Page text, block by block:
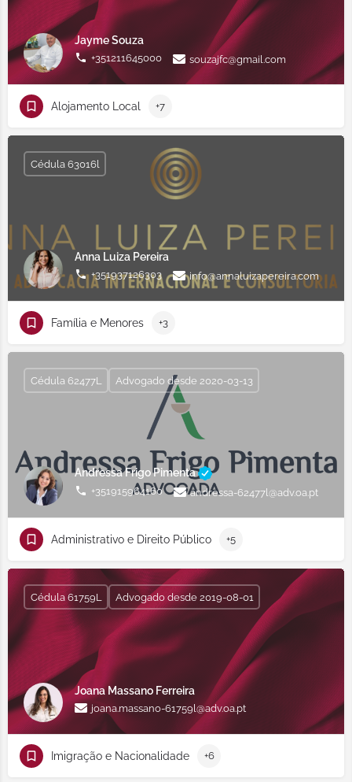
Jayme Souza
+351211645000 souzajfc@gmail.com
Alojamento Local +7
Anna Luiza Pereira
+351937126303 info@annaluizapereira.com
Cédula 63016l
Família e Menores +3
Andressa Frigo Pimenta
+351915964160 andressa-62477l@adv.oa.pt
Cédula 62477L Advogado desde 2020-03-13
Administrativo e Direito Público +5
Joana Massano Ferreira
joana.massano-61759l@adv.oa.pt
Cédula 61759L Advogado desde 2019-08-01
Imigração e Nacionalidade +6